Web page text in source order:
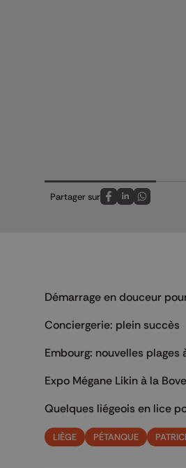
Partager sur
Partagez sur
Partagez sur
Partagez
Démarrage en douceur
Conciergerie: plein succès
Embourg: nouvelles plages
Expo Mégane Likin à la
Quelques liégeois en lice
LIÈGE PÉTANQUE